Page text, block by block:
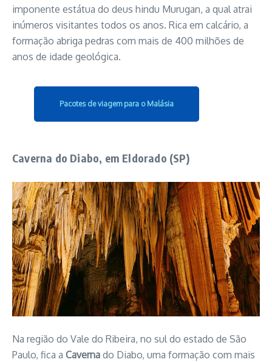
imponente estátua do deus hindu Murugan, a qual atrai
inúmeros visitantes todos os anos. Rica em calcário, a
formação abriga pedras com mais de 400 milhões de
anos de idade geológica.
Pacotes de viagem para o Malásia
Caverna do Diabo, em Eldorado (SP)
Na região do Vale do Ribeira, no sul do estado de São
Paulo, fica a Caverna do Diabo, uma formação com mais